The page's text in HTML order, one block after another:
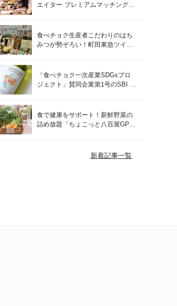
エイター プレミアムマッチング会
食べチョク生産者こだわりのはち
みつが勢ぞろい！町田東急ツイン
「食べチョク一次産業SDGsプロ
ジェクト」賛同企業第1号のSBI F
食で健康をサポート！新鮮野菜の
詰め放題「ちょこっと八百屋GP
新着記事一覧